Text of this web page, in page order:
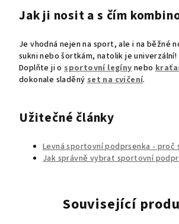
Jak ji nosit a s čím
Je vhodná nejen na sport, ale i na běžné
sukni nebo šortkám, natolik je univerzální!
Doplňte ji osportovní legínynebo
dokonale sladěnýset na cvičení.
Užitečné články
Levná sportovní podprsenka - proč
Jak správně vybrat sportovní
Související